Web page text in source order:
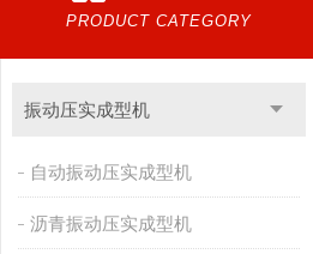
PRODUCT CATEGORY
振动压实成型机
自动振动压实成型机
沥青振动压实成型机